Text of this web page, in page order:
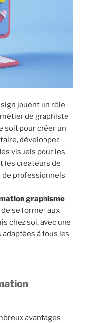
jouent un rôle
de graphiste
soit pour créer un
développer
visuels pour les
les créateurs de
professionnels
graphisme
se former aux
chez soi, avec une
à tous les
avantages